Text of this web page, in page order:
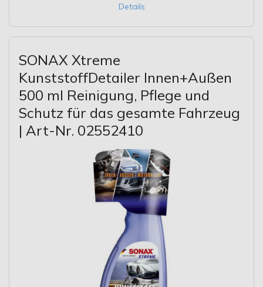
Details
SONAX Xtreme
KunststoffDetailer Innen+Außen
500 ml Reinigung, Pflege und
Schutz für das gesamte Fahrzeug
| Art-Nr. 02552410